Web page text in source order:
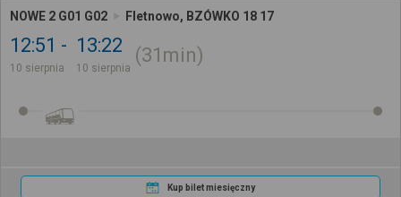
NOWE 2 G01 G02 Fletnowo, BZÓWKO 18 17
12:51
10 sierpnia
13:22
10 sierpnia
31min
Kup bilet miesięczny